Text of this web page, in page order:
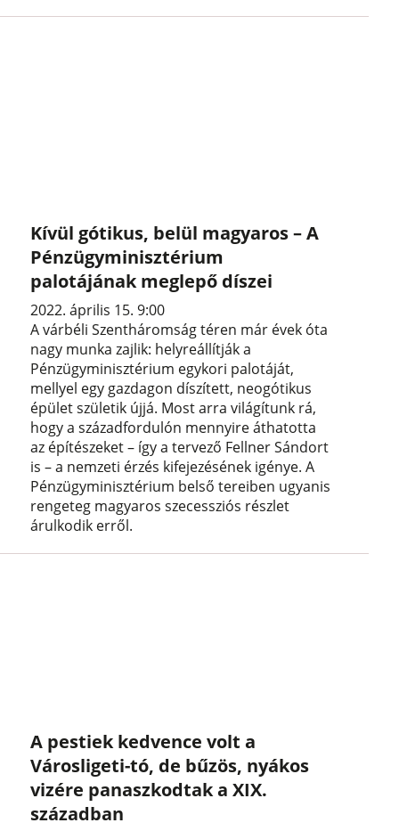
Kívül gótikus, belül magyaros – A
Pénzügyminisztérium
palotájának meglepő díszei
2022. április 15. 9:00
A várbéli Szentháromság téren már évek óta
nagy munka zajlik: helyreállítják a
Pénzügyminisztérium egykori palotáját,
mellyel egy gazdagon díszített, neogótikus
épület születik újjá. Most arra világítunk rá,
hogy a századfordulón mennyire áthatotta
az építészeket – így a tervező Fellner Sándort
is – a nemzeti érzés kifejezésének igénye. A
Pénzügyminisztérium belső tereiben ugyanis
rengeteg magyaros szecessziós részlet
árulkodik erről.
A pestiek kedvence volt a
Városligeti-tó, de bűzös, nyákos
vizére panaszkodtak a XIX.
században